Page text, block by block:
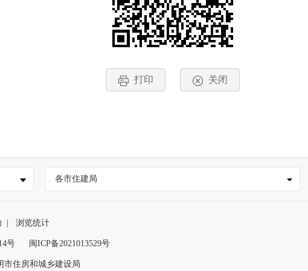
打印 关闭
各市住建局
浏览统计
号 闽ICP备2021013529号
市住房和城乡建设局